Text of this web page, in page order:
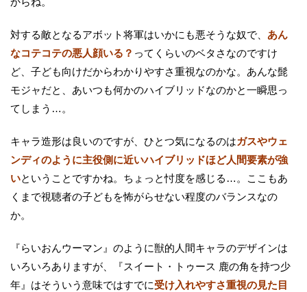
対する敵となるアボット将軍はいかにも悪そうな奴で、 あん
なコテコテの悪人顔いる？ ってくらいのベタさなのですけ
ど、子ども向けだからわかりやすさ重視なのかな。あんな髭
モジャだと、あいつも何かのハイブリッドなのかと一瞬思っ
てしまう…。
キャラ造形は良いのですが、ひとつ気になるのはガスやウェ
ンディのように主役側に近いハイブリッドほど人間要素が強
いということですかね。ちょっと忖度を感じる…。ここもあ
くまで視聴者の子どもを怖がらせない程度のバランスなの
か。
『らいおんウーマン』のように獣的人間キャラのデザインは
いろいろありますが、『スイート・トゥース 鹿の角を持つ少
年』はそういう意味ではすでに受け入れやすさ重視の見た目